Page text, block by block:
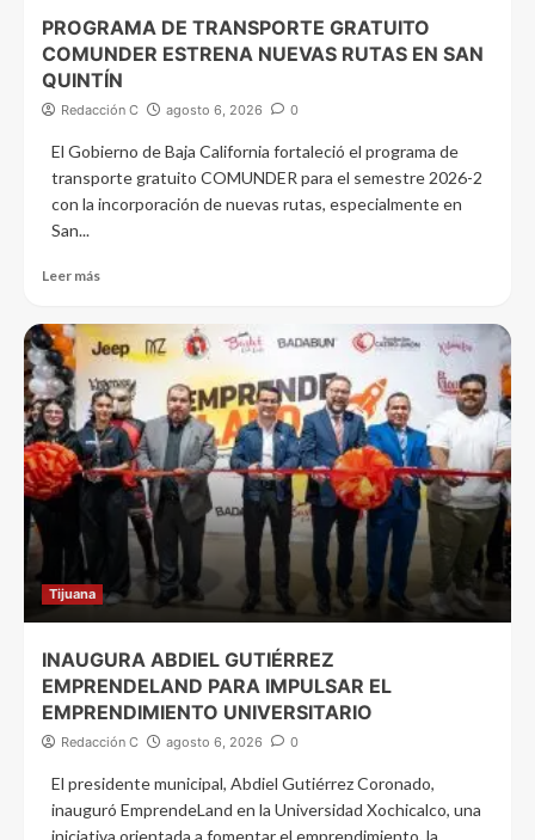
PROGRAMA DE TRANSPORTE GRATUITO
COMUNDER ESTRENA NUEVAS RUTAS EN SAN
QUINTÍN
Redacción C agosto 6, 2026 0
El Gobierno de Baja California fortaleció el programa de
transporte gratuito COMUNDER para el semestre 2026-2
con la incorporación de nuevas rutas, especialmente en
San...
Leer más
Tijuana
INAUGURA ABDIEL GUTIÉRREZ
EMPRENDELAND PARA IMPULSAR EL
EMPRENDIMIENTO UNIVERSITARIO
Redacción C agosto 6, 2026 0
El presidente municipal, Abdiel Gutiérrez Coronado,
inauguró EmprendeLand en la Universidad Xochicalco, una
iniciativa orientada a fomentar el emprendimiento, la